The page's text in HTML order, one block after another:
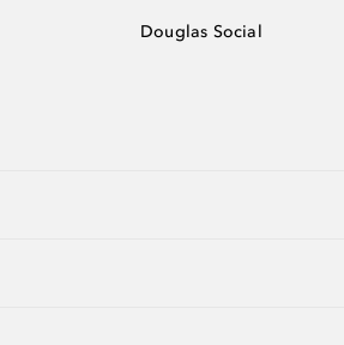
Douglas Social